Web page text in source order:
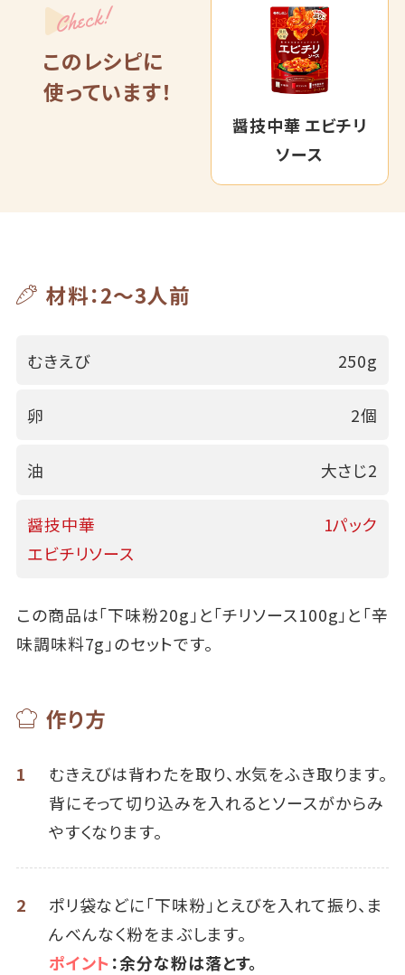
Check!
このレシピに
使っています！
醤技中華 エビチリ
ソース
材料：2～3人前
むきえび 250g
卵 2個
油 大さじ2
醤技中華
エビチリソース
1パック
この商品は「下味粉20g」と「チリソース100g」と「辛
味調味料7g」のセットです。
作り方
1
むきえびは背わたを取り、水気をふき取ります。
背にそって切り込みを入れるとソースがからみ
やすくなります。
2
ポリ袋などに「下味粉」とえびを入れて振り、ま
んべんなく粉をまぶします。
ポイント：余分な粉は落とす。